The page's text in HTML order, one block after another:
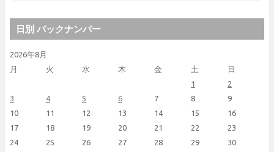
日別 バックナンバー
2026年8月
月
火 水 木 金 土 日
1
2
3
4 5 6 7 8
9
10
11 12 13 14 15
16
17
18 19 20 21 22
23
24
25 26 27 28 29
30